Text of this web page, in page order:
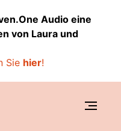
Audio eine
von Laura und
Sie hier!